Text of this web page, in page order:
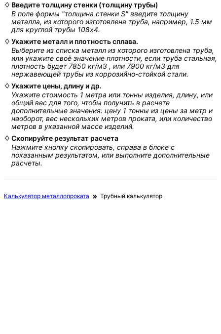
Введите толщину стенки (толщину трубы)
В поле формы "толщина стенки S" введите толщину
металла, из которого изготовлена труба, например, 1.5 мм
для круглой трубы 108х4.
Укажите металл и плотность сплава.
Выберите из списка металл из которого изготовлена труба,
или укажите своё значение плотности, если труба стальная,
плотность будет 7850 кг/м3 , или 7900 кг/м3 для
нержавеющей трубы из коррозийно-стойкой стали.
Укажите цены, длину и др.
Укажите стоимость 1 метра или тонны изделия, длину, или
общий вес для того, чтобы получить в расчете
дополнительные значения: цену 1 тонны из цены за метр и
наоборот, вес нескольких метров проката, или количество
метров в указанной массе изделий.
Скопируйте результат расчета
Нажмите кнопку скопировать, справа в блоке с
показанным результатом, или выполните дополнительные
расчеты.
Калькулятор металлопроката Трубный калькулятор